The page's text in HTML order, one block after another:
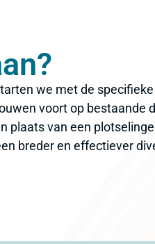
we met de
voort op bestaande
plaats van een
breder en effectiever